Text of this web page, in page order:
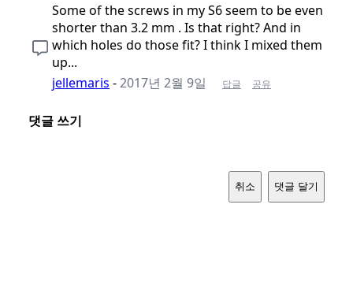
Some of the screws in my S6 seem to be even
shorter than 3.2 mm . Is that right? And in
which holes do those fit? I think I mixed them
up...
jellemaris -2017년 2월 9일 답글 공유
댓글 쓰기
취소 댓글 달기